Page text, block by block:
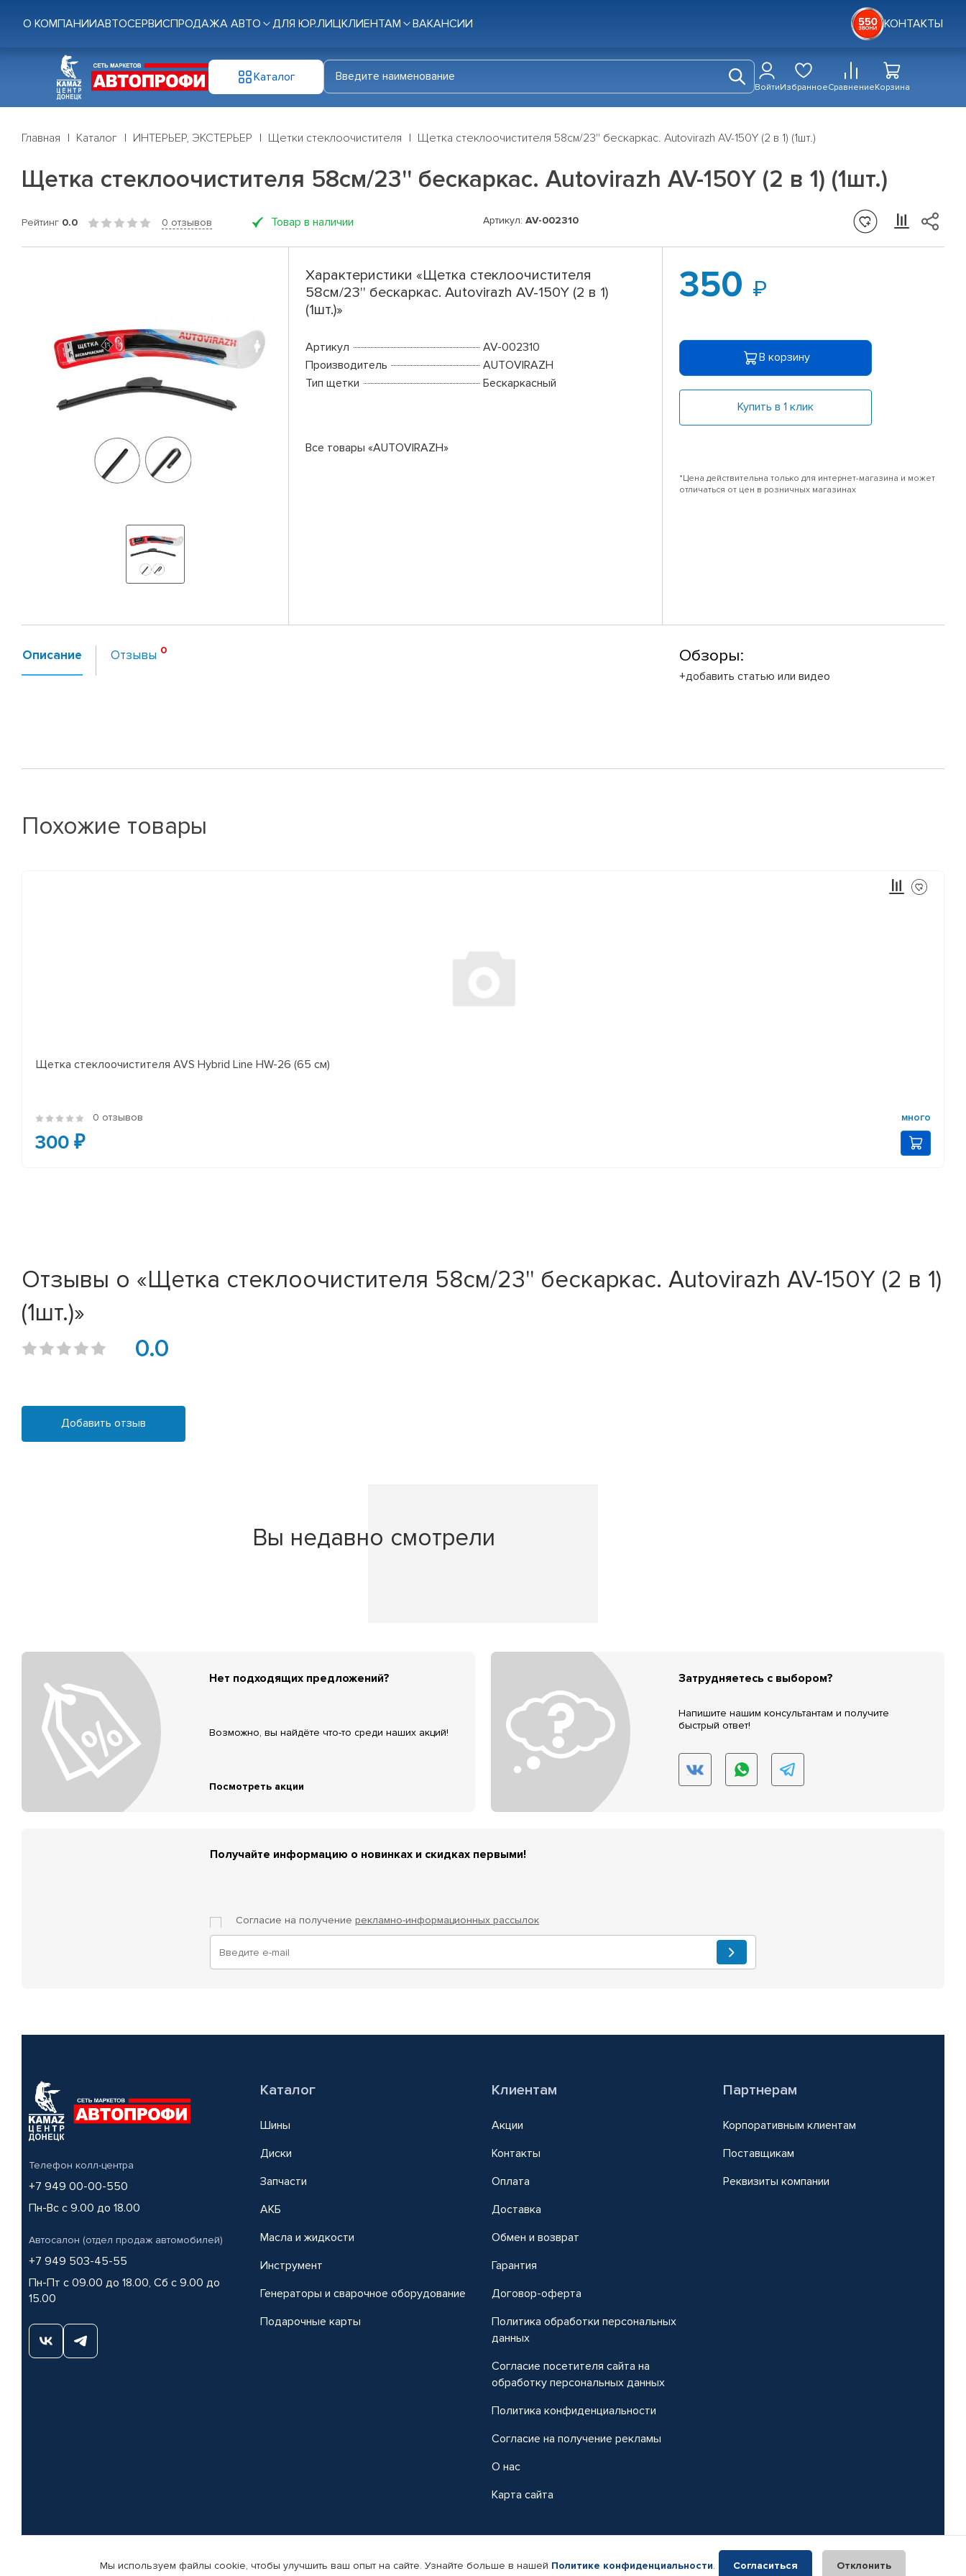
О КОМПАНИИАВТОСЕРВИСПРОДАЖА АВТО ДЛЯ ЮР.ЛИЦКЛИЕНТАМ ВАКАНСИИ КОНТАКТЫ
Каталог
ВойтиИзбранноеСравнениеКорзина
Главная Каталог ИНТЕРЬЕР, ЭКСТЕРЬЕР Щетки стеклоочистителя Щетка стеклоочистителя 58см/23'' бескаркас. Autovirazh AV-150Y (2 в 1) (1шт.)
Щетка стеклоочистителя 58см/23'' бескаркас. Autovirazh AV-150Y (2 в 1) (1шт.)
Рейтинг 0.0 0 отзывов Товар в наличии Артикул: AV-002310
Характеристики «Щетка стеклоочистителя
58см/23'' бескаркас. Autovirazh AV-150Y (2 в 1)
(1шт.)»
Артикул
AV-002310
Производитель
AUTOVIRAZH
Тип щетки
Бескаркасный
Все товары «AUTOVIRAZH»
350
В корзину
Купить в 1 клик
*Цена действительна только для интернет-магазина и может
отличаться от цен в розничных магазинах
Описание Отзывы Обзоры:
+добавить статью или видео
Похожие товары
Щетка стеклоочистителя AVS Hybrid Line HW-26 (65 см)
0 отзывов много
300 ₽
Отзывы о «Щетка стеклоочистителя 58см/23'' бескаркас. Autovirazh AV-150Y (2 в 1)
(1шт.)»
0.0
Добавить отзыв
Вы недавно смотрели
Нет подходящих предложений?
Возможно, вы найдёте что-то среди наших акций!
Посмотреть акции
Затрудняетесь с выбором?
Напишите нашим консультантам и получите
быстрый ответ!
Получайте информацию о новинках и скидках первыми!
Согласие на получение рекламно-информационных рассылок
Телефон колл-центра
+7 949 00-00-550
Пн-Вс с 9.00 до 18.00
Автосалон (отдел продаж автомобилей)
+7 949 503-45-55
Пн-Пт с 09.00 до 18.00, Сб с 9.00 до
15.00
Каталог
Шины
Диски
Запчасти
АКБ
Масла и жидкости
Инструмент
Генераторы и сварочное оборудование
Подарочные карты
Клиентам
Акции
Контакты
Оплата
Доставка
Обмен и возврат
Гарантия
Договор-оферта
Политика обработки персональных
данных
Согласие посетителя сайта на
обработку персональных данных
Политика конфиденциальности
Согласие на получение рекламы
О нас
Карта сайта
Партнерам
Корпоративным клиентам
Поставщикам
Реквизиты компании
© КАМАЗ ЦЕНТР ДОНЕЦК, 2015-2026. Все права защищены. Интернет-магазин автомобильных товаров Автопрофи.
Мы используем файлы cookie, чтобы улучшить ваш опыт на сайте. Узнайте больше в нашей Политике конфиденциальности. Согласиться Отклонить